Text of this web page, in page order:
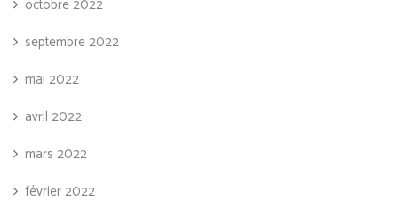
octobre 2022
septembre 2022
mai 2022
avril 2022
mars 2022
février 2022